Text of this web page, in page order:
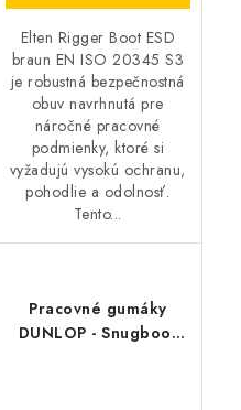
Elten Rigger Boot ESD
braun EN ISO 20345 S3
je robustná bezpečnostná
obuv navrhnutá pre
náročné pracovné
podmienky, ktoré si
vyžadujú vysokú ochranu,
pohodlie a odolnosť.
Tento...
Pracovné gumáky
DUNLOP - Snugboot